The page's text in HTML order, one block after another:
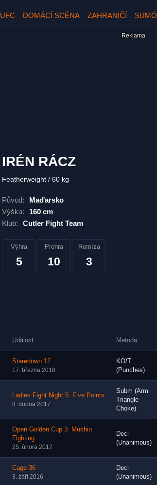
UFC DOMÁCÍ SCÉNA ZAHRANIČÍ SUMÓ
IRÉN RÁCZ
Featherweight 60 kg
Původ:
Maďarsko
Výška:
160 cm
Klub:
Cutler Fight Team
Výhra
5
Prohra
10
Remíza
3
Událost Metoda
Staredown 12
17. března 2018
KO/T
(Punches)
Ladies Fight Night 5: Five Points
8. dubna 2017
Subm (Arm
Triangle
Choke)
Open Golden Cup 3: Mushin
Fighting
25. února 2017
Deci
(Unanimous)
Cage 36
3. září 2016
Deci
(Unanimous)